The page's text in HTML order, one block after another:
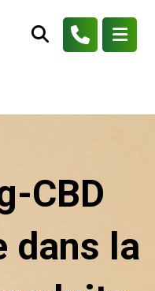
CBD
dans la